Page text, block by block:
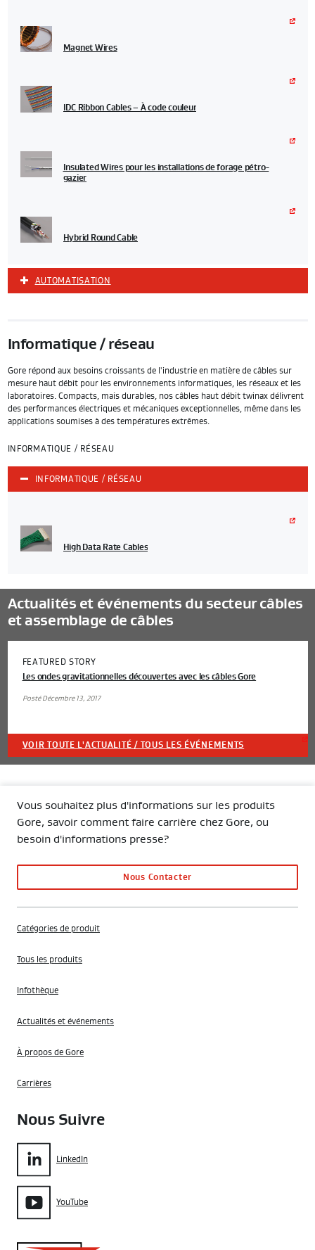
Magnet Wires
IDC Ribbon Cables – À code couleur
Insulated Wires pour les installations de forage pétro-
gazier
Hybrid Round Cable
AUTOMATISATION
Informatique / réseau
Gore répond aux besoins croissants de l'industrie en matière de câbles sur
mesure haut débit pour les environnements informatiques, les réseaux et les
laboratoires. Compacts, mais durables, nos câbles haut débit twinax délivrent
des performances électriques et mécaniques exceptionnelles, même dans les
applications soumises à des températures extrêmes.
INFORMATIQUE / RÉSEAU
INFORMATIQUE / RÉSEAU
High Data Rate Cables
Actualités et événements du secteur câbles
et assemblage de câbles
FEATURED STORY
Les ondes gravitationnelles découvertes avec les câbles Gore
Posté Décembre 13, 2017
VOIR TOUTE L'ACTUALITÉ / TOUS LES ÉVÉNEMENTS
Vous souhaitez plus d'informations sur les produits
Gore, savoir comment faire carrière chez Gore, ou
besoin d'informations presse?
Nous Contacter
Catégories de produit
Tous les produits
Infothèque
Actualités et événements
À propos de Gore
Carrières
Nous Suivre
LinkedIn
YouTube